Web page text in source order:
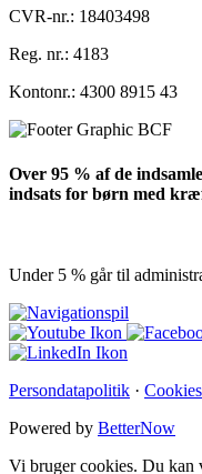
CVR-nr.: 18403498
Reg. nr.: 4183
Kontonr.: 4300 8915 43
Over 95 % af de
indsats for børn med
Under 5 % går til
Persondatapolitik · Cookies
Powered by BetterNow
Vi bruger cookies. Du kan